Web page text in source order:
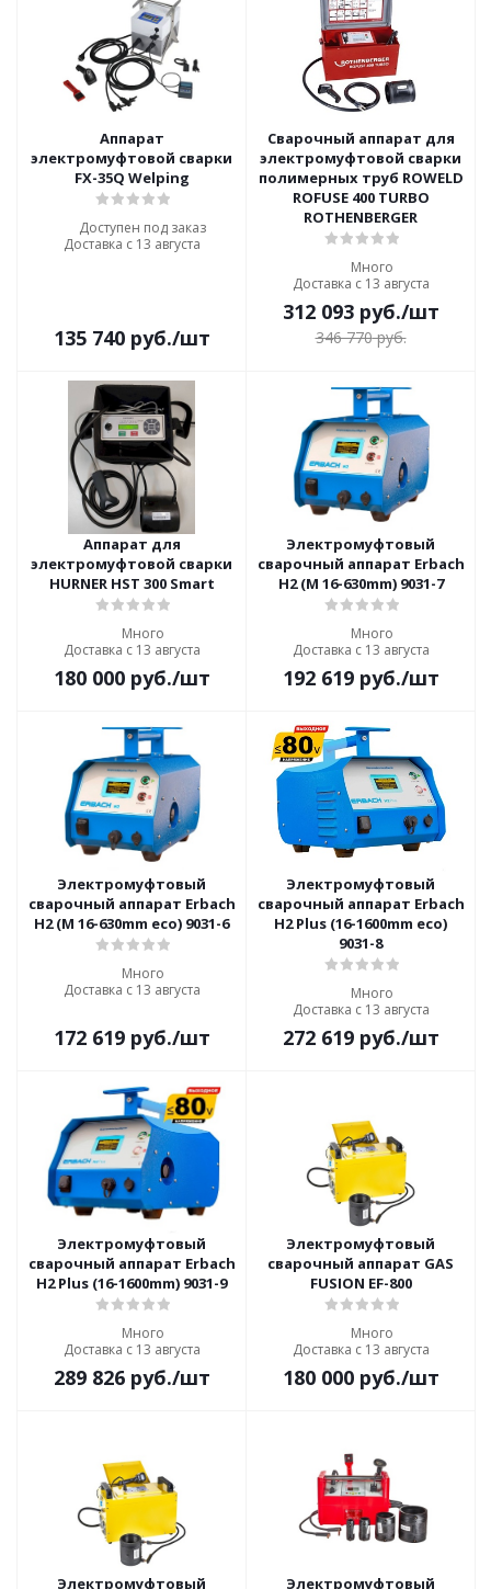
Аппарат
электромуфтовой сварки
FX-35Q Welping
Доступен под заказ
Доставка с 13 августа
135 740руб./шт
Сварочный аппарат для
электромуфтовой сварки
полимерных труб ROWELD
ROFUSE 400 TURBO
ROTHENBERGER
Много
Доставка с 13 августа
312 093руб./шт
346 770руб.
Аппарат для
электромуфтовой сварки
HURNER HST 300 Smart
Много
Доставка с 13 августа
180 000руб./шт
Электромуфтовый
сварочный аппарат Erbach
H2 (M 16-630mm) 9031-7
Много
Доставка с 13 августа
192 619руб./шт
Электромуфтовый
сварочный аппарат Erbach
H2 (M 16-630mm eco) 9031-6
Много
Доставка с 13 августа
172 619руб./шт
Электромуфтовый
сварочный аппарат Erbach
H2 Plus (16-1600mm eco)
9031-8
Много
Доставка с 13 августа
272 619руб./шт
Электромуфтовый
сварочный аппарат Erbach
H2 Plus (16-1600mm) 9031-9
Много
Доставка с 13 августа
289 826руб./шт
Электромуфтовый
сварочный аппарат GAS
FUSION EF-800
Много
Доставка с 13 августа
180 000руб./шт
Электромуфтовый Электромуфтовый